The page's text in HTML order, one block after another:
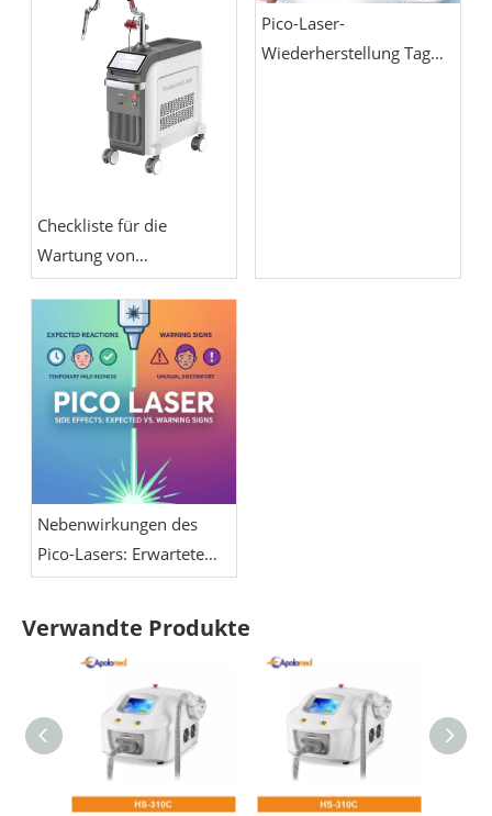
Checkliste für die
Wartung von
Pikosekundenlasern:
Energiekalibrierung,
Optik und
Handstückpflege
Pico-Laser-
Wiederherstellung Tag
Nebenwirkungen des
Pico-Lasers: Erwartete
Reaktionen vs.
Verwandte Produkte